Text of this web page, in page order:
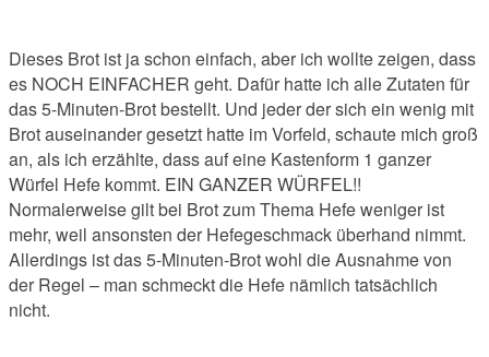
Dieses Brot ist ja schon einfach, aber ich wollte zeigen, dass
es NOCH EINFACHER geht. Dafür hatte ich alle Zutaten für
das 5-Minuten-Brot bestellt. Und jeder der sich ein wenig mit
Brot auseinander gesetzt hatte im Vorfeld, schaute mich groß
an, als ich erzählte, dass auf eine Kastenform 1 ganzer
Würfel Hefe kommt. EIN GANZER WÜRFEL!!
Normalerweise gilt bei Brot zum Thema Hefe weniger ist
mehr, weil ansonsten der Hefegeschmack überhand nimmt.
Allerdings ist das 5-Minuten-Brot wohl die Ausnahme von
der Regel – man schmeckt die Hefe nämlich tatsächlich
nicht.